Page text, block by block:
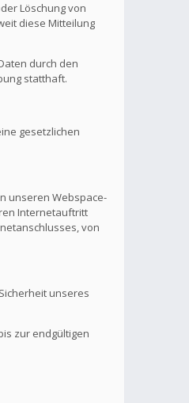
Löschung von
diese Mitteilung
durch den
statthaft.
gesetzlichen
unseren Webspace-
Internetauftritt
von
unseres
zur endgültigen